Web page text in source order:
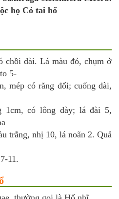
họ Cỏ tai hổ
chồi dài. Lá màu đỏ, chụm ở
5-
mép có răng đối; cuống dài,
1cm, có lông dày; lá đài 5,
trắng, nhị 10, lá noãn 2. Quả
11.